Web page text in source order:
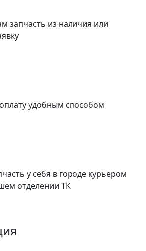
запчасть из наличия или
удобным способом
у себя в городе курьером
отделении ТК